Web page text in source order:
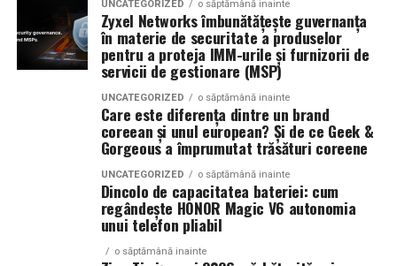
Campaniile moderne permit segmentarea precisă a
publicului și optimizarea continuă a mesajelor. Acest
lucru contribuie la creșterea rentabilității investiției și la
îmbunătățirea performanței generale a strategiei de
O strategie digitală eficientă presupune colaborarea
dintre toate componentele importante: website, SEO,
conținut, promovare și analiză de date. Atunci când
aceste elemente sunt integrate corect, rezultatele devin
mai stabile și mai predictibile.
La La Lime
– prospețime reinterpretată
Dacă preferi parfumurile fresh, luminoase și energice, La
La Lime este alegerea potrivită.
Parfumul este construit în jurul lime-ului peruvian,
completat de un acord de lenjerie proaspăt spălată și
Akigalawood, o notă lemnoasă modernă care oferă
profunzime și persistență. Rezultatul este un parfum
vibrant, contemporan și ușor de purtat în orice moment
UNCATEGORIZED o săptămână inainte
Zyxel Networks îmbunătățește guvernanța
în materie de securitate a produselor
pentru a proteja IMM-urile și furnizorii de
servicii de gestionare (MSP)
UNCATEGORIZED o săptămână inainte
Care este diferența dintre un brand
coreean și unul european? Și de ce Geek &
Gorgeous a împrumutat trăsături coreene
UNCATEGORIZED o săptămână inainte
Dincolo de capacitatea bateriei: cum
regândește HONOR Magic V6 autonomia
unui telefon pliabil
o săptămână inainte